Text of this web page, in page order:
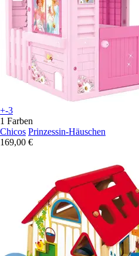
+-3
1 Farben
Chicos Prinzessin-Häuschen
169,00 €